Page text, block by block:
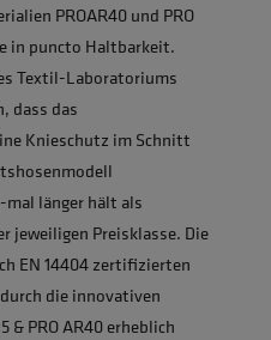
PROAR40 und PRO
in puncto Haltbarkeit.
Textil-Laboratoriums
dass das
Knieschutz im Schnitt
länger hält als
jeweiligen Preisklasse. Die
EN 14404 zertifizierten
die innovativen
& PRO AR40 erheblich